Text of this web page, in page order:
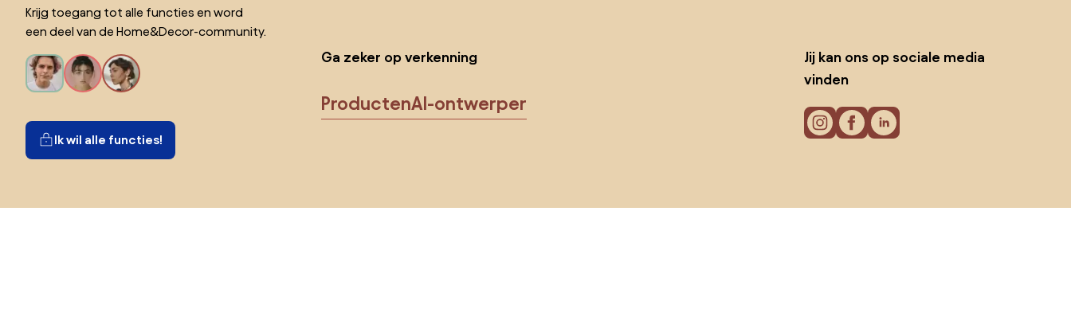
Krijg toegang tot alle functies en word
een deel van de Home&Decor-community.
Ik wil alle functies!
Ga zeker op verkenning
ProductenAI-ontwerper
Jij kan ons op sociale media
vinden